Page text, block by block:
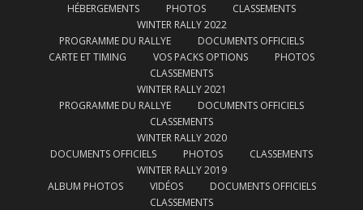
HÉBERGEMENTS
PHOTOS
CLASSEMENTS
WINTER RALLY 2022
PROGRAMME DU RALLYE
DOCUMENTS OFFICIELS
CARTE ET TIMING
VOS PACKS OPTIONS
PHOTOS
CLASSEMENTS
WINTER RALLY 2021
PROGRAMME DU RALLYE
DOCUMENTS OFFICIELS
CLASSEMENTS
WINTER RALLY 2020
DOCUMENTS OFFICIELS
PHOTOS
CLASSEMENTS
WINTER RALLY 2019
ALBUM PHOTOS
VIDÉOS
DOCUMENTS OFFICIELS
CLASSEMENTS